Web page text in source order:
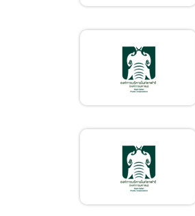
ของสัญญาหรือข้อตกลง
เป็นหนังสือประจำไตรมาสที่
4 (เดือนกรกฎาคม พ.ศ.
2562 ถึง เดือนกันยายน
พ.ศ. 2562)
(ภาษาไทย) เผยแพร่
แผนการจัดซื้อจัดจ้าง ประจำ
ปีงบประมาณ พ.ศ.2563 ชื่อ
โครงการ จ้างฝึกและแสดง
Tiger Show ประจำปี
พ.ศ.2563 ระยะเวลา 10
เดือน (1 ธันวาคม 2562 ถึง
30 กันยายน 2563) จำนวน 1
งาน
(ภาษาไทย) เผยแพร่
แผนการจัดซื้อจัดจ้าง ประจำ
ปีงบประมาณ พ.ศ.2563 ชื่อ
โครงการ จ้างฝึกและแสดง